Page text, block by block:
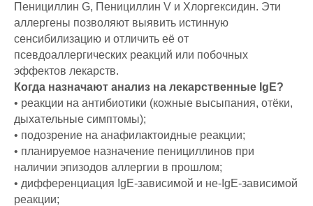
Пенициллин G, Пенициллин V и Хлоргексидин. Эти
аллергены позволяют выявить истинную
сенсибилизацию и отличить её от
псевдоаллергических реакций или побочных
эффектов лекарств.
Когда назначают анализ на лекарственные IgE?
• реакции на антибиотики (кожные высыпания, отёки,
дыхательные симптомы);
• подозрение на анафилактоидные реакции;
• планируемое назначение пенициллинов при
наличии эпизодов аллергии в прошлом;
• дифференциация IgE-зависимой и не-IgE-зависимой
реакции;